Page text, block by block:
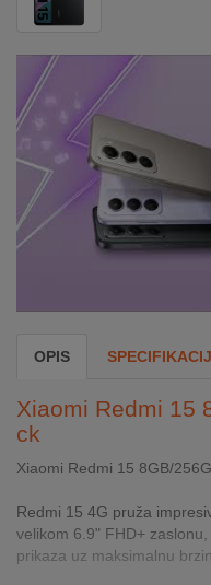
GAME
INTERNO
MOJ
NALOG
AKCIJE
KONTAKT
NA
RATE
OPIS
Xiaomi Redmi 15
ck
Xiaomi Redmi 15 8GB/
Redmi 15 4G pruža
velikom 6.9" FHD+
prikaza uz maksimalnu